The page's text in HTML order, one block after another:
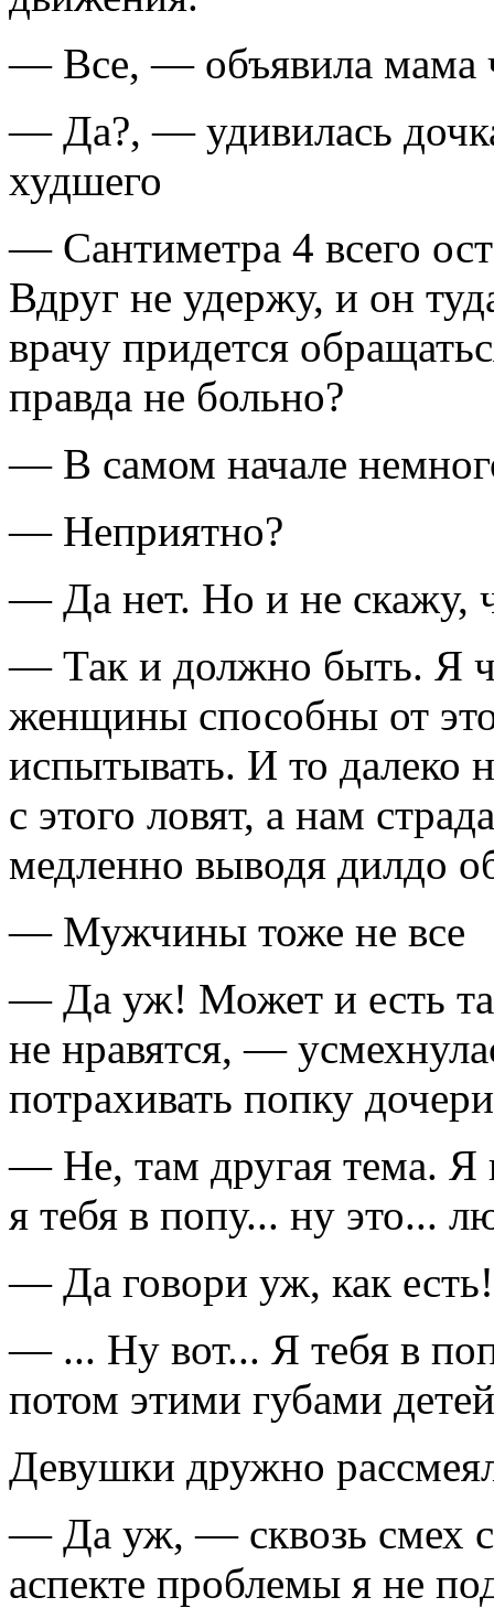
— Все, — объявила мама
— Да?, — удивилась
худшего
— Сантиметра 4 всего
Вдруг не удержу, и он
врачу придется
правда не больно?
— В самом начале
— Неприятно?
— Да нет. Но и не скажу,
— Так и должно быть. Я
женщины способны от
испытывать. И то далеко
с этого ловят, а нам
медленно выводя дилдо
— Мужчины тоже не все
— Да уж! Может и есть
не нравятся, —
потрахивать попку
— Не, там другая тема. Я
я тебя в попу... ну это...
— Да говори уж, как есть!
— ... Ну вот... Я тебя в
потом этими губами
Девушки дружно
— Да уж, — сквозь смех
аспекте проблемы я не